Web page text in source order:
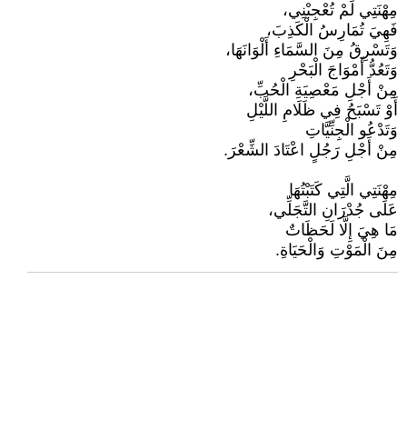
مِهْنَتِي لَمْ تُعْجِبْنِي،
فَهِيَ تُمَارِسُ الْكَذِبَ،
وَتَسْرِقُ مِنَ السَّمَاءِ أَلْوَانَهَا،
وَتَعُدُّ أَمْوَاجَ الْبَحْرِ
مِنْ أَجْلِ مَعْصِيَةِ الْحُبِّ،
أَوْ تَسْبَحُ فِي ظَلَامِ اللَّيْلِ
وَتَدْعُو الْجِنِّيَّاتِ
مِنْ أَجْلِ رَجُلٍ اعْتَادَ الشِّعْرَ.
مِهْنَتِي الَّتِي كَتَبْتُهَا
عَلَى جُدْرَانِ التَّجَلِّي،
مَا هِيَ إِلَّا لَحَظَاتٌ
مِنَ الْمَوْتِ وَالْحَيَاةِ.